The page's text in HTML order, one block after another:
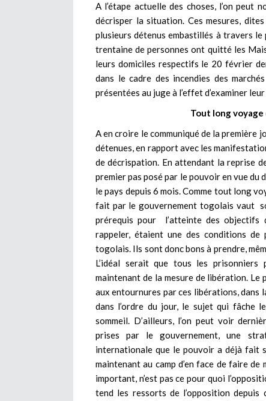
A l’étape actuelle des choses, l’on peut
décrisper la situation. Ces mesures,
plusieurs détenus embastillés à travers
trentaine de personnes ont quitté les
leurs domiciles respectifs le 20 février
dans le cadre des incendies des
présentées au juge à l’effet d’examiner
Tout long voyage
A en croire le communiqué de la première
détenues, en rapport avec les
de décrispation. En attendant la reprise
premier pas posé par le pouvoir en vue
le pays depuis 6 mois. Comme tout long
fait par le gouvernement togolais vaut
prérequis pour l’atteinte des objectifs
rappeler, étaient une des conditions
togolais. Ils sont donc bons à prendre,
L’idéal serait que tous les prisonniers
maintenant de la mesure de libération.
aux entournures par ces libérations, dans
dans l’ordre du jour, le sujet qui fâche
sommeil. D’ailleurs, l’on peut voir
prises par le gouvernement, une
internationale que le pouvoir a déjà fait
maintenant au camp d’en face de faire de
important, n’est pas ce pour quoi
tend les ressorts de l’opposition